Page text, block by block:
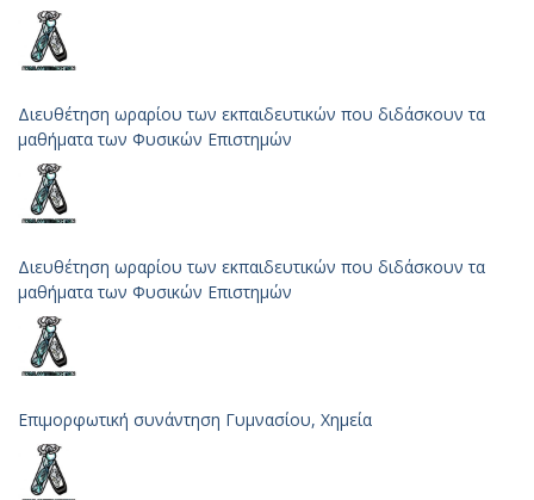
Διευθέτηση ωραρίου των εκπαιδευτικών που διδάσκουν τα
μαθήματα των Φυσικών Επιστημών
Διευθέτηση ωραρίου των εκπαιδευτικών που διδάσκουν τα
μαθήματα των Φυσικών Επιστημών
Επιμορφωτική συνάντηση Γυμνασίου, Χημεία